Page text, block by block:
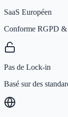
SaaS Européen
Conforme RGPD &
Pas de Lock-in
Basé sur des